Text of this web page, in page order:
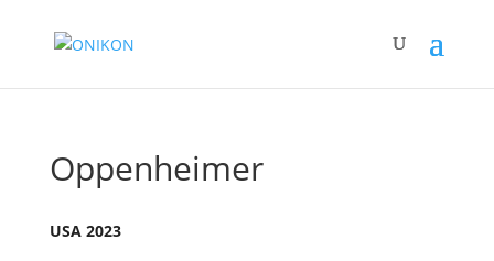
Oppenheimer
USA 2023